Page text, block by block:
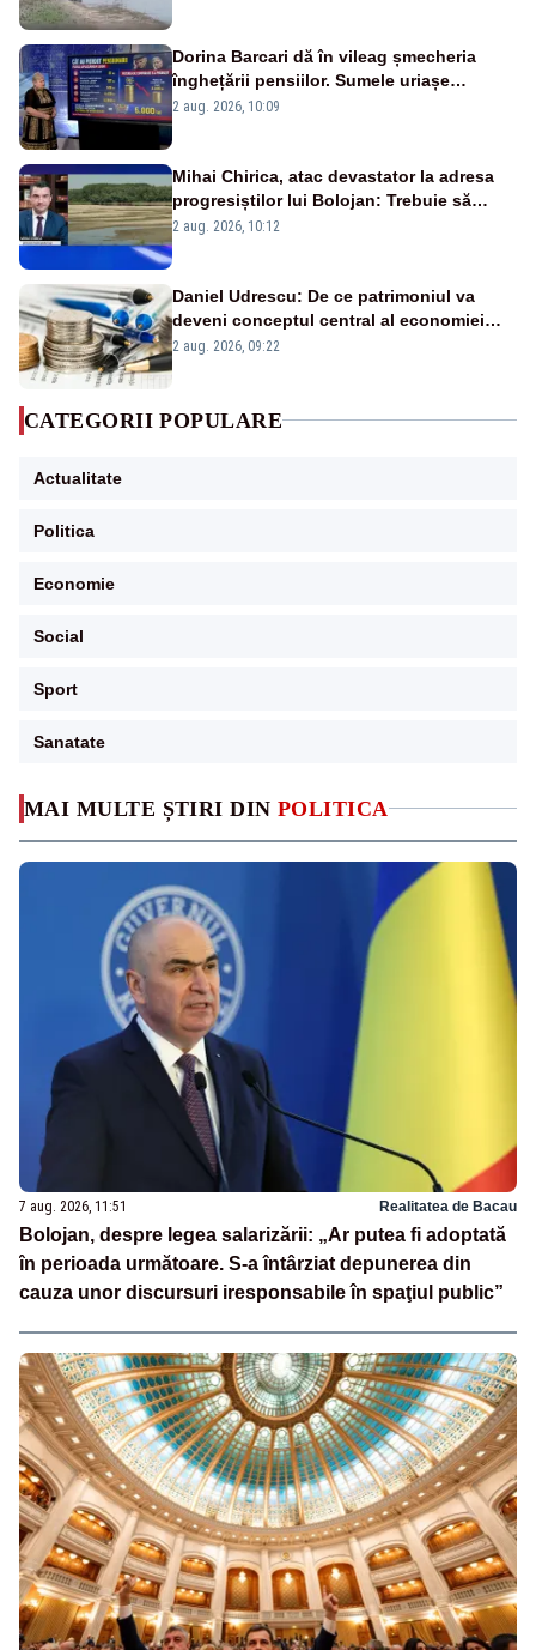
MAI MULTE ȘTIRI DIN POLITICA
7 aug. 2026, 11:51 Realitatea de Bacau
Bolojan, despre legea salarizării: „Ar putea fi adoptată
în perioada următoare. S-a întârziat depunerea din
cauza unor discursuri iresponsabile în spaţiul public”
Dorina Barcari dă în vileag șmecheria
înghețării pensiilor. Sumele uriașe
pierdute de fiecare român
2 aug. 2026, 10:09
Mihai Chirica, atac devastator la adresa
progresiștilor lui Bolojan: Trebuie să
protejăm și natura, dar nu șținem omaneii
2 aug. 2026, 10:12
Daniel Udrescu: De ce patrimoniul va
deveni conceptul central al economiei
viitoare?
2 aug. 2026, 09:22
CATEGORII POPULARE
Actualitate
Politica
Economie
Social
Sport
Sanatate